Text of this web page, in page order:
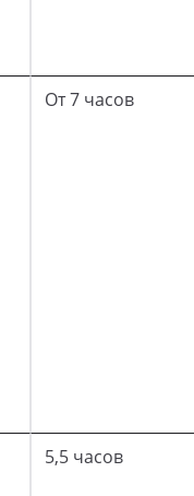
От 7 часов
5,5 часов